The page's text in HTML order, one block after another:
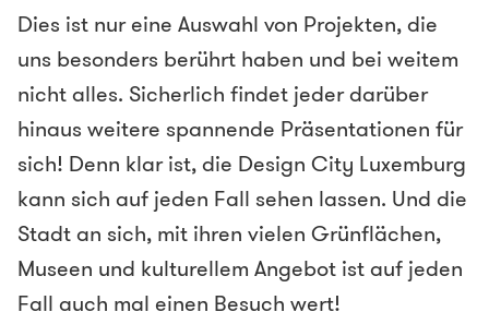
Dies ist nur eine Auswahl von Projekten, die
uns besonders berührt haben und bei weitem
nicht alles. Sicherlich findet jeder darüber
hinaus weitere spannende Präsentationen für
sich! Denn klar ist, die Design City Luxemburg
kann sich auf jeden Fall sehen lassen. Und die
Stadt an sich, mit ihren vielen Grünflächen,
Museen und kulturellem Angebot ist auf jeden
Fall auch mal einen Besuch wert!